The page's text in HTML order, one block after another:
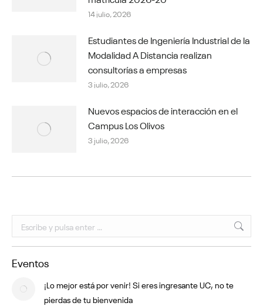
14 julio, 2026
Estudiantes de Ingeniería Industrial de la
Modalidad A Distancia realizan
consultorías a empresas
3 julio, 2026
Nuevos espacios de interacción en el
Campus Los Olivos
3 julio, 2026
Buscar:
Eventos
¡Lo mejor está por venir! Si eres ingresante UC, no te
pierdas de tu bienvenida